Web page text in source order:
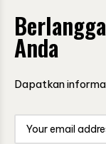
Anda
Dapatkan